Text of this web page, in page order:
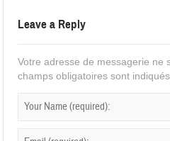
Leave a Reply
Votre adresse de messagerie ne
champs obligatoires sont